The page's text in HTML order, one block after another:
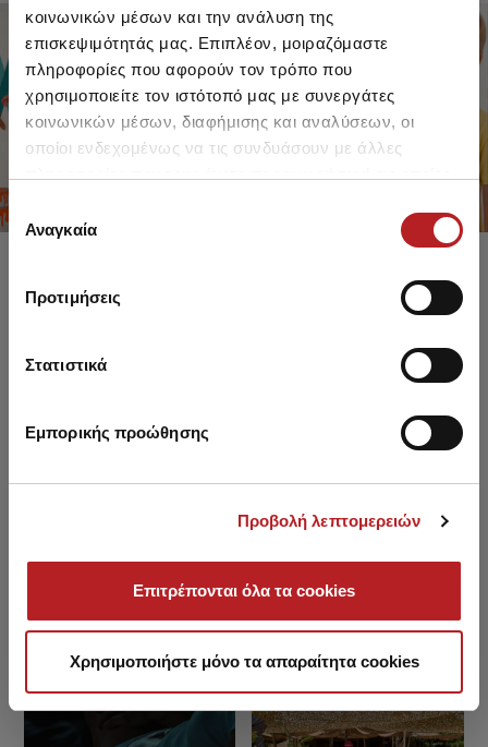
κοινωνικών μέσων και την ανάλυση της
επισκεψιμότητάς μας. Επιπλέον, μοιραζόμαστε
πληροφορίες που αφορούν τον τρόπο που
χρησιμοποιείτε τον ιστότοπό μας με συνεργάτες
κοινωνικών μέσων, διαφήμισης και αναλύσεων, οι
οποίοι ενδεχομένως να τις συνδυάσουν με άλλες
των υπηρεσιών τους.
Επιλογή
συγκατάθεσης
Αναγκαία
Προτιμήσεις
Στατιστικά
Εμπορικής προώθησης
Προβολή λεπτομερειών
Επιτρέπονται όλα τα cookies
Χρησιμοποιήστε μόνο τα απαραίτητα cookies
FOR GIRLS
UP TO -30%
SHOP SALE
FOR BOYS
UP TO -30%
SHOP SALE
Minerva Blog